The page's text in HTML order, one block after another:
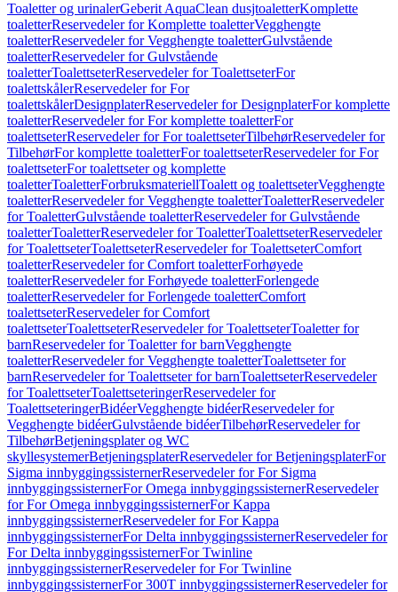
Toaletter og urinalerGeberit AquaClean dusjtoaletterKomplette
toaletterReservedeler for Komplette toaletterVegghengte
toaletterReservedeler for Vegghengte toaletterGulvstående
toaletterReservedeler for Gulvstående
toaletterToalettseterReservedeler for ToalettseterFor
toalettskålerReservedeler for For
toalettskålerDesignplaterReservedeler for DesignplaterFor komplette
toaletterReservedeler for For komplette toaletterFor
toalettseterReservedeler for For toalettseterTilbehørReservedeler for
TilbehørFor komplette toaletterFor toalettseterReservedeler for For
toalettseterFor toalettseter og komplette
toaletterToaletterForbruksmateriellToalett og toalettseterVegghengte
toaletterReservedeler for Vegghengte toaletterToaletterReservedeler
for ToaletterGulvstående toaletterReservedeler for Gulvstående
toaletterToaletterReservedeler for ToaletterToalettseterReservedeler
for ToalettseterToalettseterReservedeler for ToalettseterComfort
toaletterReservedeler for Comfort toaletterForhøyede
toaletterReservedeler for Forhøyede toaletterForlengede
toaletterReservedeler for Forlengede toaletterComfort
toalettseterReservedeler for Comfort
toalettseterToalettseterReservedeler for ToalettseterToaletter for
barnReservedeler for Toaletter for barnVegghengte
toaletterReservedeler for Vegghengte toaletterToalettseter for
barnReservedeler for Toalettseter for barnToalettseterReservedeler
for ToalettseterToalettseteringerReservedeler for
ToalettseteringerBidéerVegghengte bidéerReservedeler for
Vegghengte bidéerGulvstående bidéerTilbehørReservedeler for
TilbehørBetjeningsplater og WC
skyllesystemerBetjeningsplaterReservedeler for BetjeningsplaterFor
Sigma innbyggingssisternerReservedeler for For Sigma
innbyggingssisternerFor Omega innbyggingssisternerReservedeler
for For Omega innbyggingssisternerFor Kappa
innbyggingssisternerReservedeler for For Kappa
innbyggingssisternerFor Delta innbyggingssisternerReservedeler for
For Delta innbyggingssisternerFor Twinline
innbyggingssisternerReservedeler for For Twinline
innbyggingssisternerFor 300T innbyggingssisternerReservedeler for